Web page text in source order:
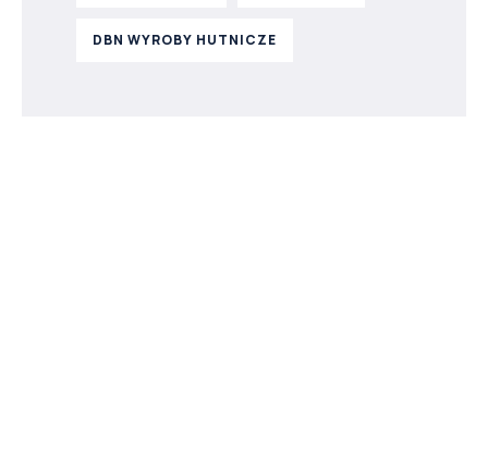
DBN WYROBY HUTNICZE